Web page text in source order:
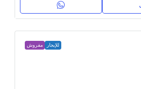
للإيجار مفروش